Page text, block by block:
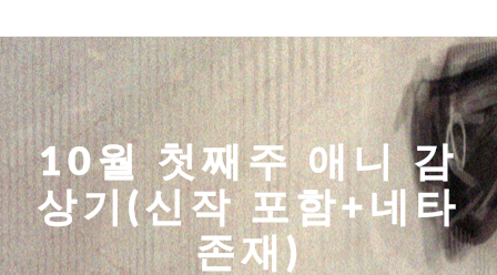
10월 첫째주 애니 감
상기(신작 포함+네타
존재)